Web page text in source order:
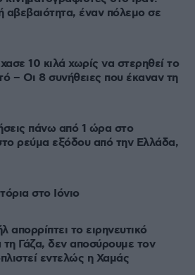
αβεβαιότητα, έναν πόλεμο σε
10 κιλά χωρίς να στερηθεί το
– Οι 8 συνήθειες που έκαναν τη
πάνω από 1 ώρα στο
ρεύμα εξόδου από την Ελλάδα,
στο Ιόνιο
απορρίπτει το ειρηνευτικό
τη Γάζα, δεν αποσύρουμε τον
εντελώς η Χαμάς